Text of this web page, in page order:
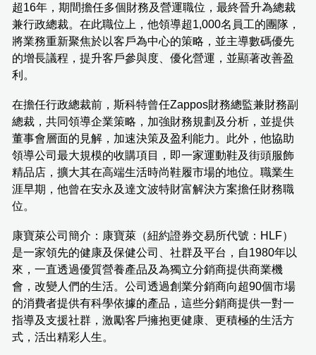
超16年，期間擔任多個財務及營運職位，最終晉升為總裁
兼行政總裁。在此職位上，他領導超1,000名員工的團隊，
將業務重新聚焦於以客戶為中心的策略，並主導數碼優先
的增長議程，提升客戶參與度、優化營運，並顯著改善盈
利。
在擔任行政總裁前，斯科特曾任Zappos財務總監兼財務副
總裁，共同領導企業策略，加強財務規劃及分析，並提供
董事會層面的見解，加速決策及盈利能力。此外，他協助
領導公司最大規模的收購項目，即一家運動鞋及街頭服飾
精品店，擴大其在高端生活時尚鞋履市場的地位。職業生
涯早期，他曾在安永及達文波特財富解決方案擔任財務職
位。
康寶萊公司簡介：康寶萊（紐約證券交易所代號：HLF）
是一家領先的健康及保健公司、社群及平台，自1980年以
來，一直透過優質營養產品及為獨立分銷商提供商業機
會，改變人們的生活。公司透過創業分銷商向超90個市場
的消費者提供有科學依據的產品，這些分銷商提供一對一
指導及支援社群，激勵客戶擁抱更健康、更積極的生活方
式，活出精彩人生。